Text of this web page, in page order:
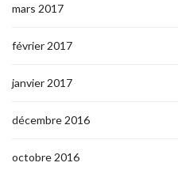
mars 2017
février 2017
janvier 2017
décembre 2016
octobre 2016